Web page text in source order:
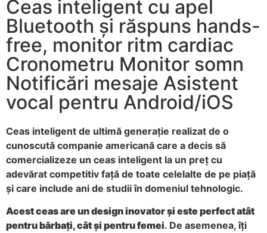
Ceas inteligent cu apel
Bluetooth și răspuns hands-
free, monitor ritm cardiac
Cronometru Monitor somn
Notificări mesaje Asistent
vocal pentru Android/iOS
Ceas inteligent de ultimă generație realizat de o
cunoscută companie americană care a decis să
comercializeze un ceas inteligent la un preț cu
adevărat competitiv față de toate celelalte de pe piață
și care include ani de studii în domeniul tehnologic.
Acest ceas are un design inovator și este perfect atât
pentru bărbați, cât și pentru femei. De asemenea, îți